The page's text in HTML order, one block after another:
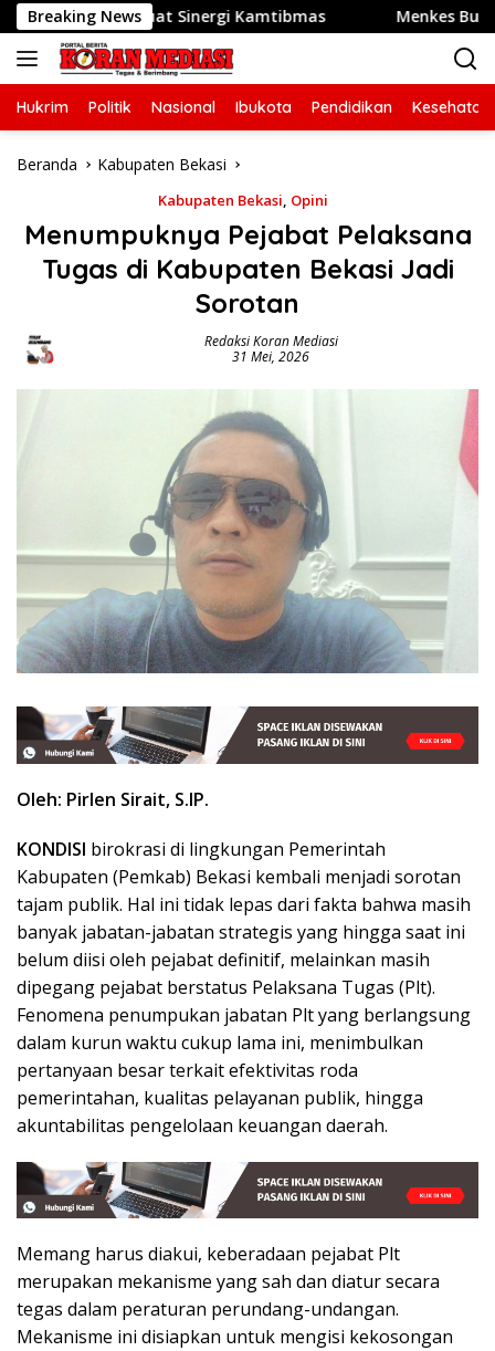
Langsung
ke
konten
Breaking News
Perkuat Sinergi Kamtibmas Menkes Budi Gunadi
Hukrim Politik Nasional Ibukota Pendidikan Kesehatan
Beranda Kabupaten Bekasi
Kabupaten Bekasi, Opini
Menumpuknya Pejabat Pelaksana
Tugas di Kabupaten Bekasi Jadi
Sorotan
Redaksi Koran Mediasi
31 Mei, 2026
Oleh: Pirlen Sirait, S.IP.
KONDISI birokrasi di lingkungan Pemerintah
Kabupaten (Pemkab) Bekasi kembali menjadi sorotan
tajam publik. Hal ini tidak lepas dari fakta bahwa masih
banyak jabatan-jabatan strategis yang hingga saat ini
belum diisi oleh pejabat definitif, melainkan masih
dipegang pejabat berstatus Pelaksana Tugas (Plt).
Fenomena penumpukan jabatan Plt yang berlangsung
dalam kurun waktu cukup lama ini, menimbulkan
pertanyaan besar terkait efektivitas roda
pemerintahan, kualitas pelayanan publik, hingga
akuntabilitas pengelolaan keuangan daerah.
Memang harus diakui, keberadaan pejabat Plt
merupakan mekanisme yang sah dan diatur secara
tegas dalam peraturan perundang-undangan.
Mekanisme ini disiapkan untuk mengisi kekosongan